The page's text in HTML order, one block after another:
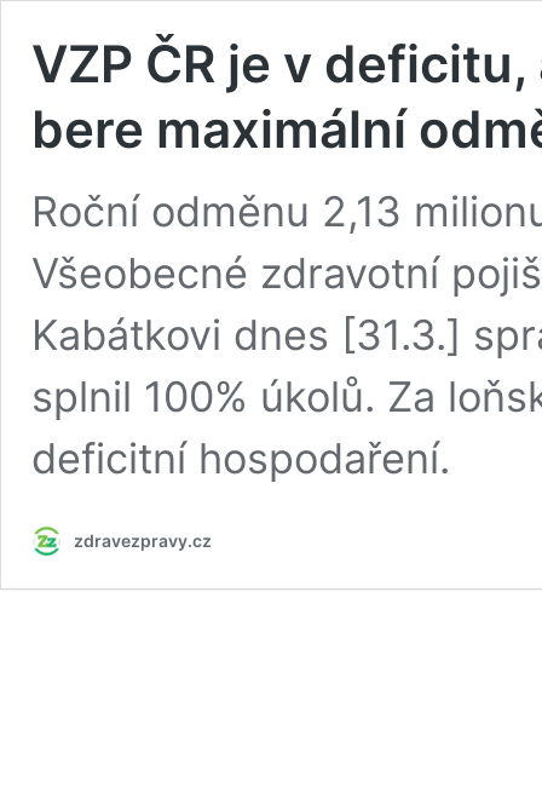
VZP ČR je v
bere maximální
Roční odměnu 2,13
Všeobecné zdravotní
Kabátkovi dnes [31.3.]
splnil 100% úkolů. Za
deficitní hospodaření.
zdravezpravy.cz